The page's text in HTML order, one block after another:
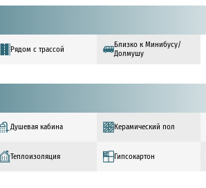
Рядом с трассой
Близко к Минибусу/
Долмушу
Душевая кабина Керамический пол
Теплоизоляция Гипсокартон